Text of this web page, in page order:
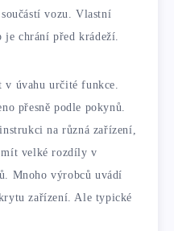
vozu. Vlastní
chrání před krádeží.
úvahu určité funkce.
přesně podle pokynů.
na různá zařízení,
mít velké rozdíly v
Mnoho výrobců uvádí
zařízení. Ale typické